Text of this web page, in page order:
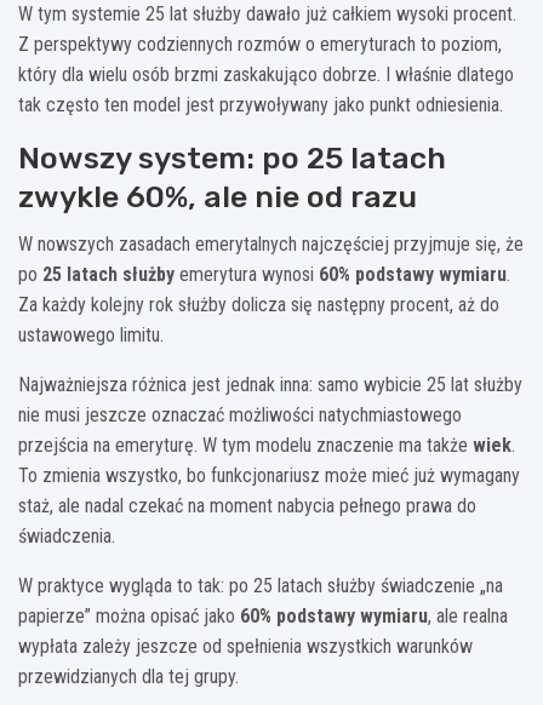
W tym systemie 25 lat służby dawało już całkiem wysoki procent.
Z perspektywy codziennych rozmów o emeryturach to poziom,
który dla wielu osób brzmi zaskakująco dobrze. I właśnie dlatego
tak często ten model jest przywoływany jako punkt odniesienia.
Nowszy system: po 25 latach
zwykle 60%, ale nie od razu
W nowszych zasadach emerytalnych najczęściej przyjmuje się, że
po 25 latach służby emerytura wynosi 60% podstawy wymiaru.
Za każdy kolejny rok służby dolicza się następny procent, aż do
ustawowego limitu.
Najważniejsza różnica jest jednak inna: samo wybicie 25 lat służby
nie musi jeszcze oznaczać możliwości natychmiastowego
przejścia na emeryturę. W tym modelu znaczenie ma także wiek.
To zmienia wszystko, bo funkcjonariusz może mieć już wymagany
staż, ale nadal czekać na moment nabycia pełnego prawa do
świadczenia.
W praktyce wygląda to tak: po 25 latach służby świadczenie „na
papierze” można opisać jako 60% podstawy wymiaru, ale realna
wypłata zależy jeszcze od spełnienia wszystkich warunków
przewidzianych dla tej grupy.